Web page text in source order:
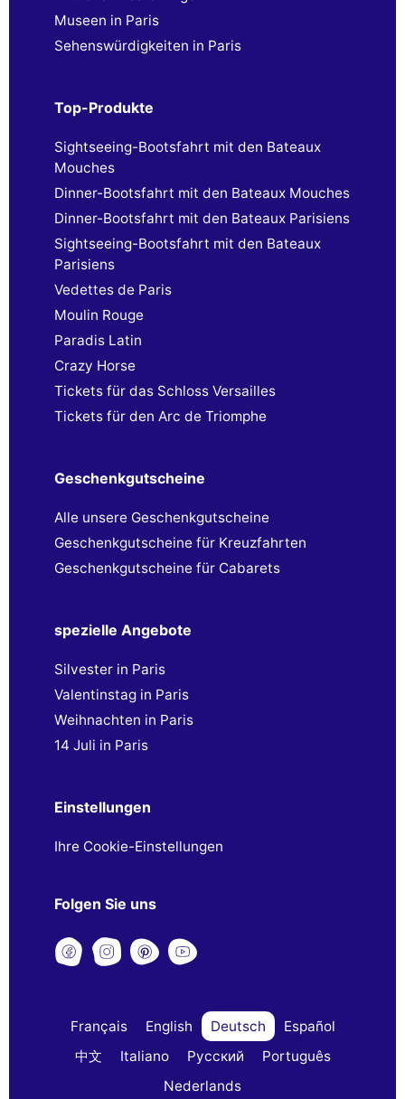
Museen in Paris
Sehenswürdigkeiten in Paris
Top-Produkte
Sightseeing-Bootsfahrt mit den Bateaux
Mouches
Dinner-Bootsfahrt mit den Bateaux Mouches
Dinner-Bootsfahrt mit den Bateaux Parisiens
Sightseeing-Bootsfahrt mit den Bateaux
Parisiens
Vedettes de Paris
Moulin Rouge
Paradis Latin
Crazy Horse
Tickets für das Schloss Versailles
Tickets für den Arc de Triomphe
Geschenkgutscheine
Alle unsere Geschenkgutscheine
Geschenkgutscheine für Kreuzfahrten
Geschenkgutscheine für Cabarets
spezielle Angebote
Silvester in Paris
Valentinstag in Paris
Weihnachten in Paris
14 Juli in Paris
Einstellungen
Ihre Cookie-Einstellungen
Folgen Sie uns
Français English Deutsch
Español
中文
Italiano Русский
Português
Nederlands